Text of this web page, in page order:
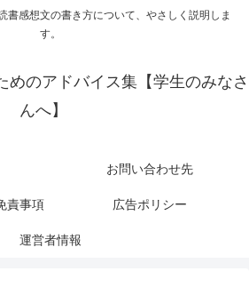
書感想文の書き方について、やさしく説明しま
す。
めのアドバイス集【学生のみなさ
んへ】
お問い合わせ先
責事項 広告ポリシー
運営者情報